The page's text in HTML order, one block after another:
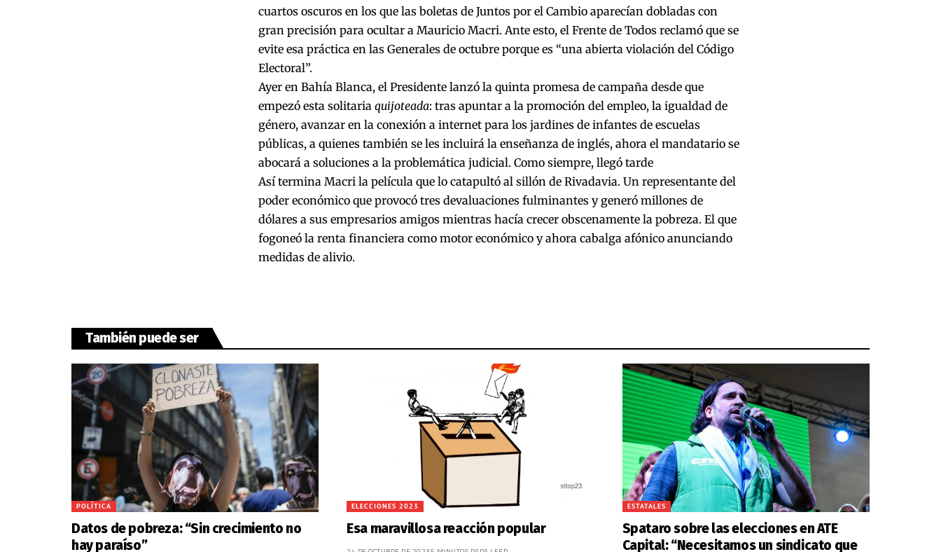
cuartos oscuros en los que las boletas de Juntos por el Cambio aparecían dobladas con
gran precisión para ocultar a Mauricio Macri. Ante esto, el Frente de Todos reclamó que se
evite esa práctica en las Generales de octubre porque es “una abierta violación del Código
Electoral”.
Ayer en Bahía Blanca, el Presidente lanzó la quinta promesa de campaña desde que
empezó esta solitaria quijoteada: tras apuntar a la promoción del empleo, la igualdad de
género, avanzar en la conexión a internet para los jardines de infantes de escuelas
públicas, a quienes también se les incluirá la enseñanza de inglés, ahora el mandatario se
abocará a soluciones a la problemática judicial. Como siempre, llegó tarde
Así termina Macri la película que lo catapultó al sillón de Rivadavia. Un representante del
poder económico que provocó tres devaluaciones fulminantes y generó millones de
dólares a sus empresarios amigos mientras hacía crecer obscenamente la pobreza. El que
fogoneó la renta financiera como motor económico y ahora cabalga afónico anunciando
medidas de alivio.
También puede ser
POLÍTICA
Datos de pobreza: “Sin crecimiento no
hay paraíso”
ELECCIONES 2023
Esa maravillosa reacción popular
ESTATALES
Spataro sobre las elecciones en ATE
Capital: “Necesitamos un sindicato que